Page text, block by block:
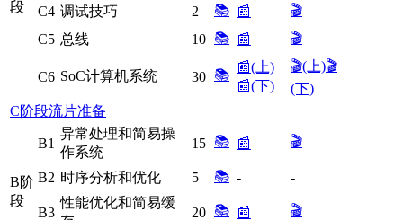
段 C4 调试技巧 2 📚 📰
🎬
C5 总线 10 📚 📰 🎬
C6 SoC计算机系统 30 📚
📰(上)
📰(下)
🎬(上)🎬
(下)
C阶段流片准备
B阶
段
B1
异常处理和简易操
作系统
15 📚 📰 🎬
B2 时序分析和优化 5 📚 - -
B3
性能优化和简易缓
20 📚 📰 🎬